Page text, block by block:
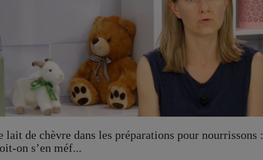
lait de chèvre dans les préparations pour nourrissons :
on s’en méf...